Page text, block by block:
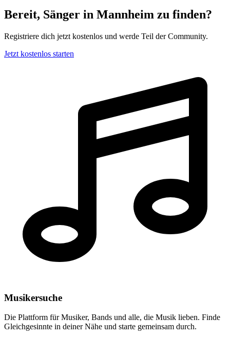
Bereit, Sänger in Mannheim zu finden?
Registriere dich jetzt kostenlos und werde Teil der Community.
Jetzt kostenlos starten
Musikersuche
Die Plattform für Musiker, Bands und alle, die Musik lieben. Finde
Gleichgesinnte in deiner Nähe und starte gemeinsam durch.